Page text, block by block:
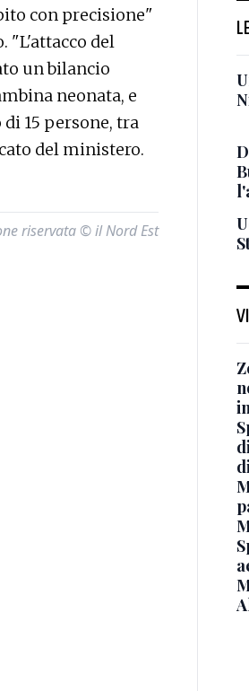
con precisione"
"L'attacco del
un bilancio
neonata, e
15 persone, tra
del ministero.
riservata © il Nord Est